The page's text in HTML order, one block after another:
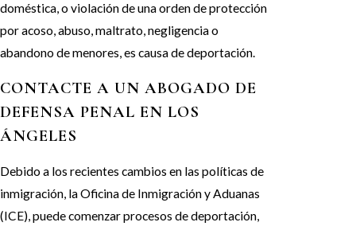
doméstica, o violación de una orden de protección
por acoso, abuso, maltrato, negligencia o
abandono de menores, es causa de deportación.
CONTACTE A UN ABOGADO DE
DEFENSA PENAL EN LOS
ÁNGELES
Debido a los recientes cambios en las políticas de
inmigración, la Oficina de Inmigración y Aduanas
(ICE), puede comenzar procesos de deportación,